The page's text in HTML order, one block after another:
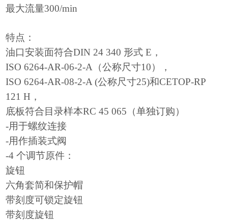
最大流量300/min
特点：
油口安装面符合DIN 24 340 形式 E，
ISO 6264-AR-06-2-A（公称尺寸10），
ISO 6264-AR-08-2-A (公称尺寸25)和CETOP-RP
121 H，
底板符合目录样本RC 45 065（单独订购）
-用于螺纹连接
-用作插装式阀
-4 个调节原件：
旋钮
六角套简和保护帽
带刻度可锁定旋钮
带刻度旋钮